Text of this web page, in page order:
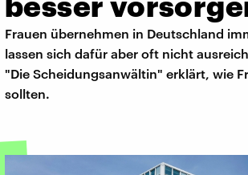
Frauen übernehmen in Deutschland
lassen sich dafür aber oft nicht
"Die Scheidungsanwältin" erklärt, wie
sollten.